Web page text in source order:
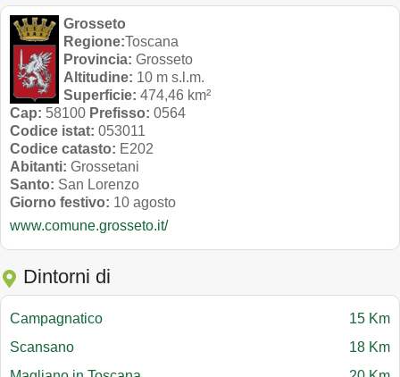
Grosseto
Regione:Toscana
Provincia: Grosseto
Altitudine: 10 m s.l.m.
Superficie: 474,46 km²
Cap: 58100 Prefisso: 0564
Codice istat: 053011
Codice catasto: E202
Abitanti: Grossetani
Santo: San Lorenzo
Giorno festivo: 10 agosto
www.comune.grosseto.it/
Dintorni di
Campagnatico
15 Km
Scansano
18 Km